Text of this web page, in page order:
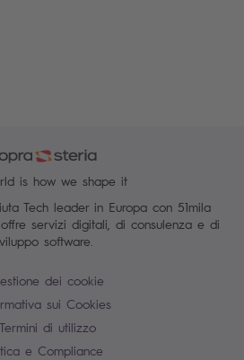
is how we shape it
Tech leader in Europa con 51mila
servizi digitali, di consulenza e di
software.
dei cookie
sui Cookies
Termini di utilizzo
e Compliance